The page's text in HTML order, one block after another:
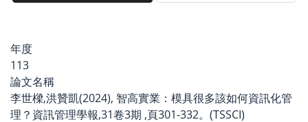
年度
113
論文名稱
李世樑,洪贊凱(2024), 智高實業：模具很多該如何資訊化管
理？資訊管理學報,31卷3期 ,頁301-332。(TSSCI)